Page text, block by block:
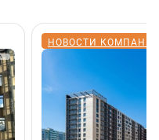
НОВОСТИ